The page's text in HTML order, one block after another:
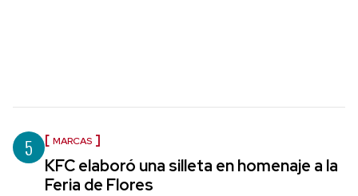
5 MARCAS
KFC elaboró una silleta en homenaje a la
Feria de Flores